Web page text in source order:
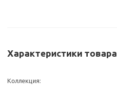
Характеристики товара
Коллекция: